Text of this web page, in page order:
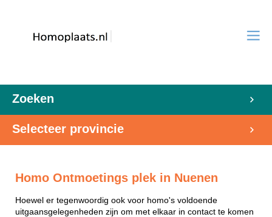
Zoeken
Selecteer provincie
Homo Ontmoetings plek in Nuenen
Hoewel er tegenwoordig ook voor homo's voldoende
uitgaansgelegenheden zijn om met elkaar in contact te komen